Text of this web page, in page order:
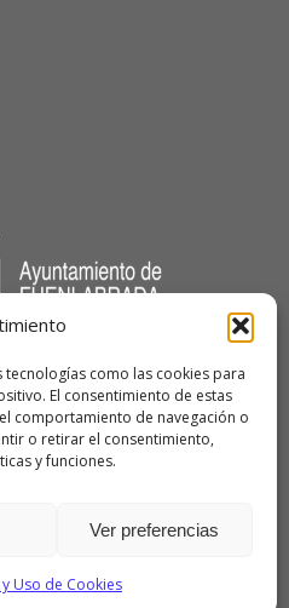
como las cookies para
El consentimiento de estas
comportamiento de navegación o
o retirar el consentimiento,
y funciones.
Ver preferencias
Uso de Cookies